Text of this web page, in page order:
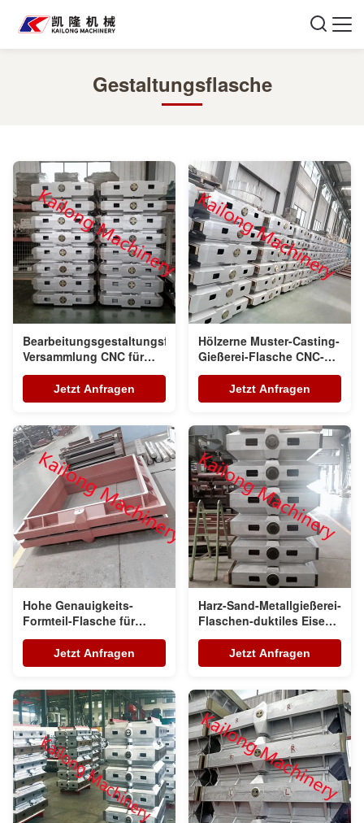
Gestaltungsflasche
Bearbeitungsgestaltungsflaschen-
Versammlung CNC für
automatische
Gestaltungs-Linie
Jetzt Anfragen
Hölzerne Muster-Casting-
Gießerei-Flasche CNC-
Mitte-maschinelle
Bearbeitung
Jetzt Anfragen
Hohe Genauigkeits-
Formteil-Flasche für
grüner Sand-
automatische Formteil-
Linie
Jetzt Anfragen
Harz-Sand-Metallgießerei-
Flaschen-duktiles Eisen
GGG50
Jetzt Anfragen